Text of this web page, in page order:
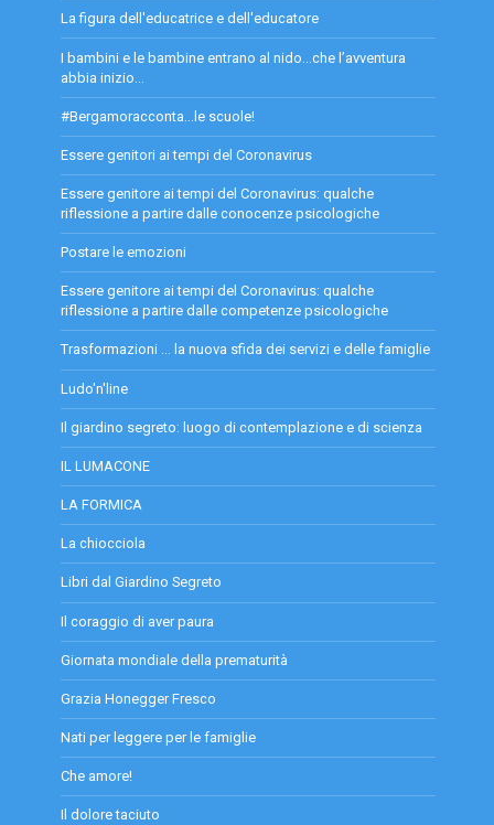
La figura dell'educatrice e dell'educatore
I bambini e le bambine entrano al nido…che l’avventura
abbia inizio…
#Bergamoracconta...le scuole!
Essere genitori ai tempi del Coronavirus
Essere genitore ai tempi del Coronavirus: qualche
riflessione a partire dalle conocenze psicologiche
Postare le emozioni
Essere genitore ai tempi del Coronavirus: qualche
riflessione a partire dalle competenze psicologiche
Trasformazioni … la nuova sfida dei servizi e delle famiglie
Ludo'n'line
Il giardino segreto: luogo di contemplazione e di scienza
IL LUMACONE
LA FORMICA
La chiocciola
Libri dal Giardino Segreto
Il coraggio di aver paura
Giornata mondiale della prematurità
Grazia Honegger Fresco
Nati per leggere per le famiglie
Che amore!
Il dolore taciuto